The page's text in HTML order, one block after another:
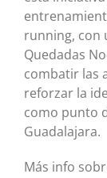
running, con
Quedadas
combatir las
reforzar la
como punto
Guadalajara.
Más info